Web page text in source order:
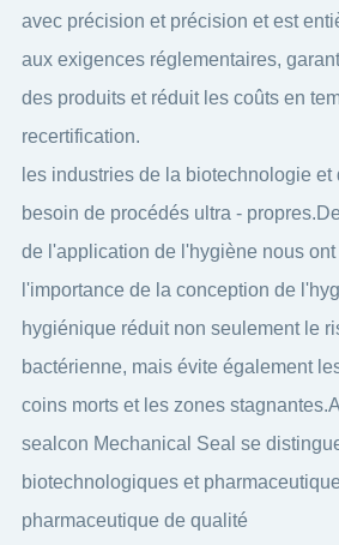
avec précision et précision et est
aux exigences réglementaires,
des produits et réduit les coûts en
recertification.
les industries de la biotechnologie
besoin de procédés ultra -
de l'application de l'hygiène nous
l'importance de la conception de
hygiénique réduit non seulement le
bactérienne, mais évite également
coins morts et les zones
sealcon Mechanical Seal se
biotechnologiques et
pharmaceutique de qualité